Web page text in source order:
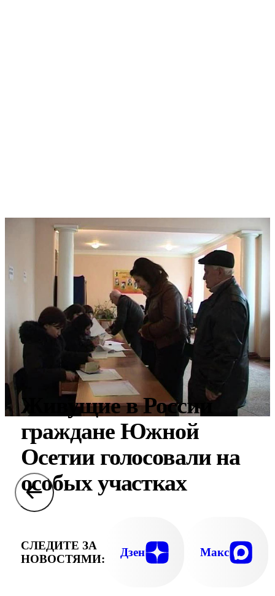
Живущие в России
граждане Южной
Осетии голосовали на
особых участках
СЛЕДИТЕ ЗА
НОВОСТЯМИ:
Дзен Макс